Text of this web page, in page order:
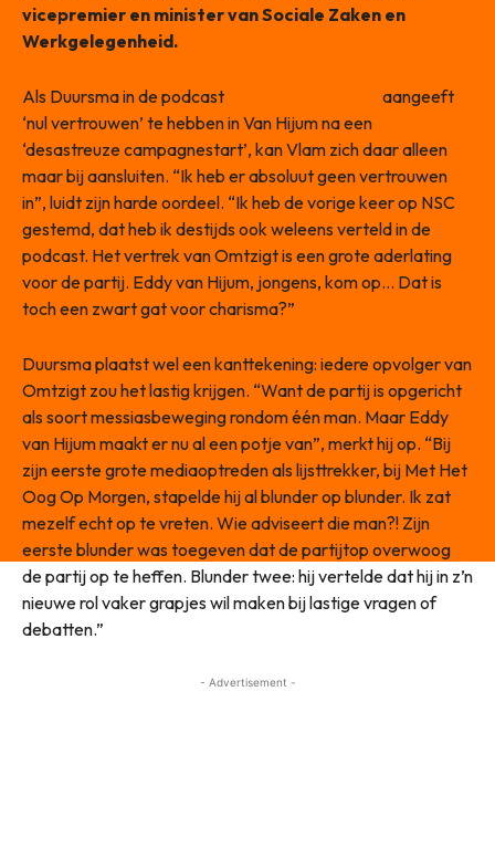
vicepremier en minister van Sociale Zaken en
Werkgelegenheid.
Als Duursma in de podcast
aangeeft
‘nul vertrouwen’ te hebben in Van Hijum na een
‘desastreuze campagnestart’, kan Vlam zich daar alleen
maar bij aansluiten. “Ik heb er absoluut geen vertrouwen
in”, luidt zijn harde oordeel. “Ik heb de vorige keer op NSC
gestemd, dat heb ik destijds ook weleens verteld in de
podcast. Het vertrek van Omtzigt is een grote aderlating
voor de partij. Eddy van Hijum, jongens, kom op… Dat is
toch een zwart gat voor charisma?”
Duursma plaatst wel een kanttekening: iedere opvolger van
Omtzigt zou het lastig krijgen. “Want de partij is opgericht
als soort messiasbeweging rondom één man. Maar Eddy
van Hijum maakt er nu al een potje van”, merkt hij op. “Bij
zijn eerste grote mediaoptreden als lijsttrekker, bij Met Het
Oog Op Morgen, stapelde hij al blunder op blunder. Ik zat
mezelf echt op te vreten. Wie adviseert die man?! Zijn
eerste blunder was toegeven dat de partijtop overwoog
de partij op te heffen. Blunder twee: hij vertelde dat hij in z’n
nieuwe rol vaker grapjes wil maken bij lastige vragen of
debatten.”
- Advertisement -